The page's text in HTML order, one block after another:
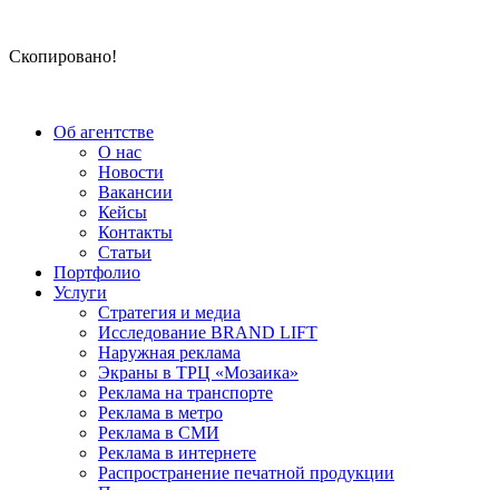
Скопировано!
Об агентстве
О нас
Новости
Вакансии
Кейсы
Контакты
Статьи
Портфолио
Услуги
Стратегия и медиа
Исследование BRAND LIFT
Наружная реклама
Экраны в ТРЦ «Мозаика»
Реклама на транспорте
Реклама в метро
Реклама в СМИ
Реклама в интернете
Распространение печатной продукции